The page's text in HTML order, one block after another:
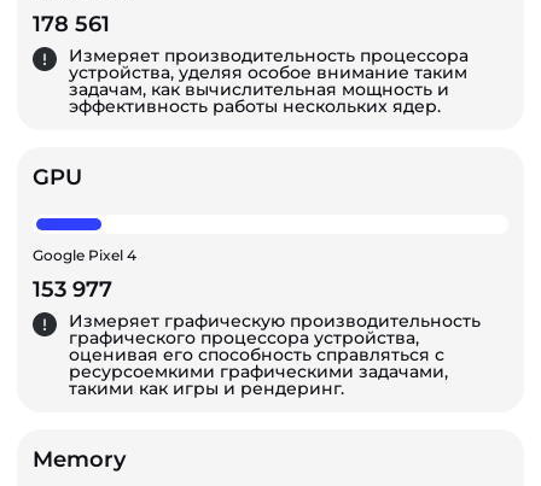
178 561
Измеряет производительность процессора
устройства, уделяя особое внимание таким
задачам, как вычислительная мощность и
эффективность работы нескольких ядер.
GPU
Google Pixel 4
153 977
Измеряет графическую производительность
графического процессора устройства,
оценивая его способность справляться с
ресурсоемкими графическими задачами,
такими как игры и рендеринг.
Memory